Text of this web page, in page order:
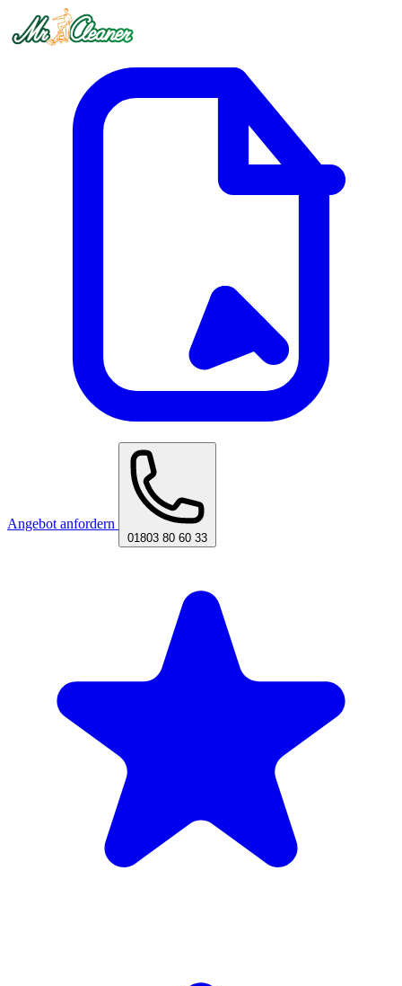
Angebot anfordern
01803 80 60 33